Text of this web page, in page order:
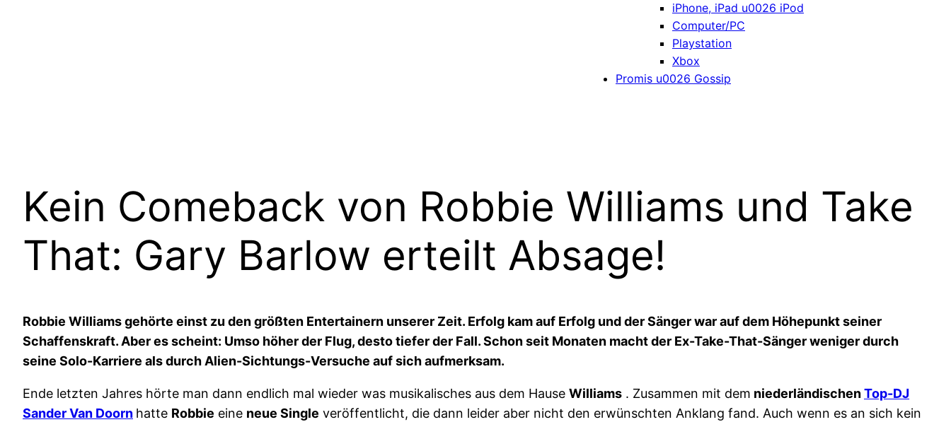
iPhone, iPad u0026 iPod
Computer/PC
Playstation
Xbox
Promis u0026 Gossip
Kein Comeback von Robbie Williams und Take
That: Gary Barlow erteilt Absage!
Robbie Williams gehörte einst zu den größten Entertainern unserer Zeit. Erfolg kam auf Erfolg und der Sänger war auf dem Höhepunkt seiner
Schaffenskraft. Aber es scheint: Umso höher der Flug, desto tiefer der Fall. Schon seit Monaten macht der Ex-Take-That-Sänger weniger durch
seine Solo-Karriere als durch Alien-Sichtungs-Versuche auf sich aufmerksam.
Ende letzten Jahres hörte man dann endlich mal wieder was musikalisches aus dem Hause Williams . Zusammen mit dem niederländischenTop-DJ
Sander Van Doorn hatte Robbie eine neue Single veröffentlicht, die dann leider aber nicht den erwünschten Anklang fand. Auch wenn es an sich kein